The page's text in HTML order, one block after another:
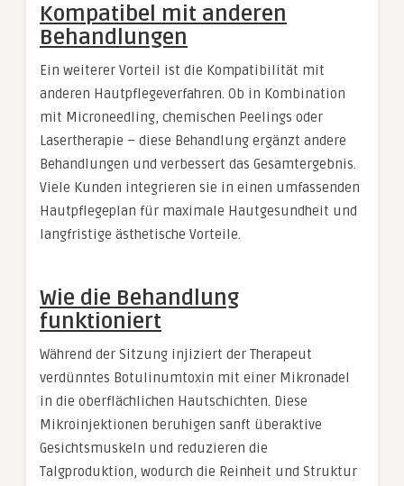
Kompatibel mit anderen
Behandlungen
Ein weiterer Vorteil ist die Kompatibilität mit
anderen Hautpflegeverfahren. Ob in Kombination
mit Microneedling, chemischen Peelings oder
Lasertherapie – diese Behandlung ergänzt andere
Behandlungen und verbessert das Gesamtergebnis.
Viele Kunden integrieren sie in einen umfassenden
Hautpflegeplan für maximale Hautgesundheit und
langfristige ästhetische Vorteile.
Wie die Behandlung
funktioniert
Während der Sitzung injiziert der Therapeut
verdünntes Botulinumtoxin mit einer Mikronadel
in die oberflächlichen Hautschichten. Diese
Mikroinjektionen beruhigen sanft überaktive
Gesichtsmuskeln und reduzieren die
Talgproduktion, wodurch die Reinheit und Struktur